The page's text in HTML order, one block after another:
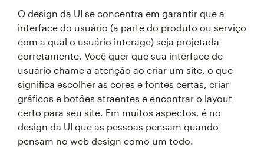
O design da UI se concentra em garantir que a
interface do usuário (a parte do produto ou serviço
com a qual o usuário interage) seja projetada
corretamente. Você quer que sua interface de
usuário chame a atenção ao criar um site, o que
significa escolher as cores e fontes certas, criar
gráficos e botões atraentes e encontrar o layout
certo para seu site. Em muitos aspectos, é no
design da UI que as pessoas pensam quando
pensam no web design como um todo.